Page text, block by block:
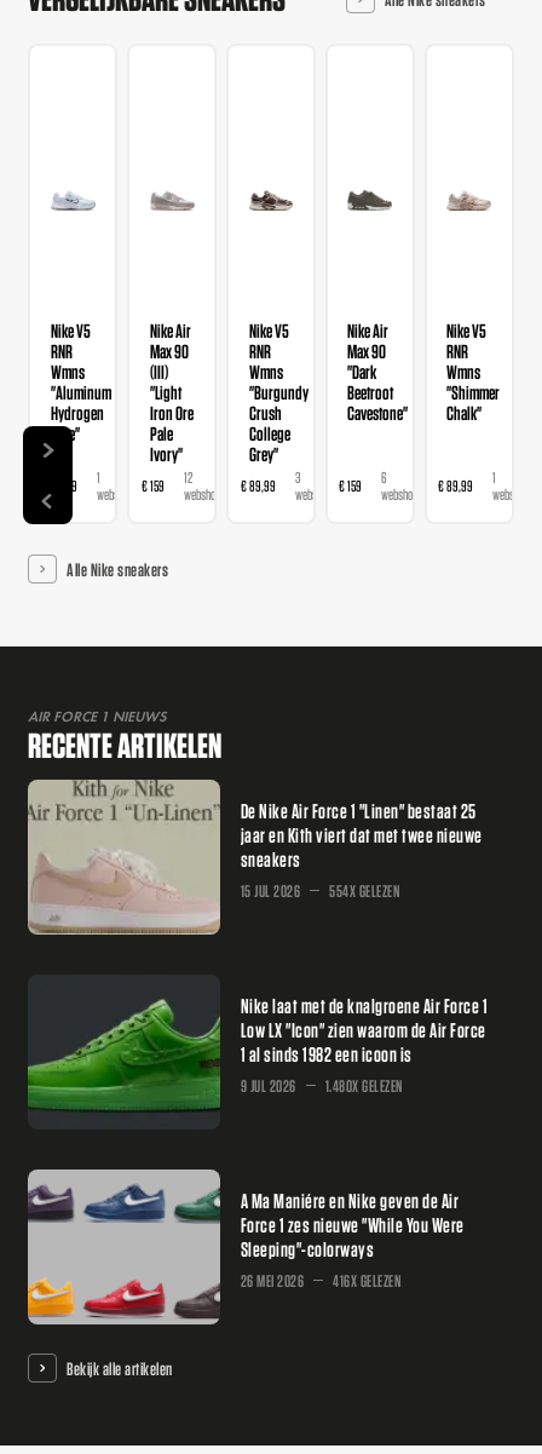
Nike V5
RNR
Wmns
"Aluminum
Hydrogen
Blue"
€ 89,99
1
webshop
Nike Air
Max 90
(III)
"Light
Iron Ore
Pale
Ivory"
€ 159
12
webshops
Nike V5
RNR
Wmns
"Burgundy
Crush
College
Grey"
€ 89,99
3
webshops
Nike Air
Max 90
"Dark
Beetroot
Cavestone"
€ 159
6
webshops
Nike V5
RNR
Wmns
"Shimmer
Chalk"
€ 89,99
1
webshop
Alle Nike sneakers
AIR FORCE 1 NIEUWS
RECENTE ARTIKELEN
De Nike Air Force 1 "Linen" bestaat 25
jaar en Kith viert dat met twee nieuwe
sneakers
15 JUL 2026 554X GELEZEN
Nike laat met de knalgroene Air Force 1
Low LX "Icon" zien waarom de Air Force
1 al sinds 1982 een icoon is
9 JUL 2026 1.480X GELEZEN
A Ma Maniére en Nike geven de Air
Force 1 zes nieuwe "While You Were
Sleeping"-colorways
26 MEI 2026 416X GELEZEN
Bekijk alle artikelen